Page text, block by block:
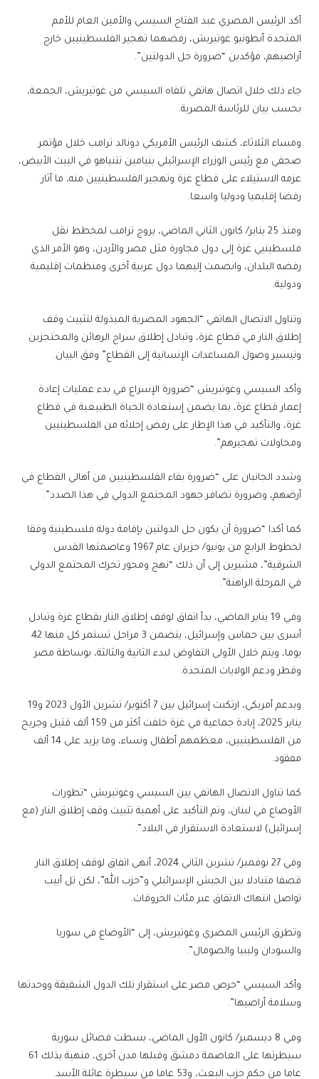
أكد الرئيس المصري عبد الفتاح السيسي والأمين العام للأمم
المتحدة أنطونيو غوتيريش، رفضهما تهجير الفلسطينيين خارج
أراضيهم، مؤكدين “ضرورة حل الدولتين”.
جاء ذلك خلال اتصال هاتفي تلقاه السيسي من غوتيريش، الجمعة،
بحسب بيان للرئاسة المصرية.
ومساء الثلاثاء، كشف الرئيس الأمريكي دونالد ترامب خلال مؤتمر
صحفي مع رئيس الوزراء الإسرائيلي بنيامين نتنياهو في البيت الأبيض،
عزمه الاستيلاء على قطاع غزة وتهجير الفلسطينيين منه، ما أثار
رفضا إقليميا ودوليا واسعا.
ومنذ 25 يناير/ كانون الثاني الماضي، يروج ترامب لمخطط نقل
فلسطينيي غزة إلى دول مجاورة مثل مصر والأردن، وهو الأمر الذي
رفضه البلدان، وانضمت إليهما دول عربية أخرى ومنظمات إقليمية
ودولية.
وتناول الاتصال الهاتفي “الجهود المصرية المبذولة لتثبيت وقف
إطلاق النار في قطاع غزة، وتبادل إطلاق سراح الرهائن والمحتجزين
وتيسير وصول المساعدات الإنسانية إلى القطاع” وفق البيان.
وأكد السيسي وغوتيريش “ضرورة الإسراع في بدء عمليات إعادة
إعمار قطاع غزة، بما يضمن إستعادة الحياة الطبيعية في قطاع
غزة، والتأكيد في هذا الإطار على رفض إخلائه من الفلسطينيين
ومحاولات تهجيرهم”.
وشدد الجانبان على “ضرورة بقاء الفلسطينيين من أهالي القطاع في
أرضهم، وضرورة تضافر جهود المجتمع الدولي في هذا الصدد”.
كما أكدا “ضرورة أن يكون حل الدولتين بإقامة دولة فلسطينية وفقا
لخطوط الرابع من يونيو/ حزيران عام 1967 وعاصمتها القدس
الشرقية”، مشيرين إلى أن ذلك “نهج ومحور تحرك المجتمع الدولي
في المرحلة الراهنة”.
وفي 19 يناير الماضي، بدأ اتفاق لوقف إطلاق النار بقطاع غزة وتبادل
أسرى بين حماس وإسرائيل، يتضمن 3 مراحل تستمر كل منها 42
يوما، ويتم خلال الأولى التفاوض لبدء الثانية والثالثة، بوساطة مصر
وقطر ودعم الولايات المتحدة.
وبدعم أمريكي، ارتكبت إسرائيل بين 7 أكتوبر/ تشرين الأول 2023 و19
يناير 2025، إبادة جماعية في غزة خلفت أكثر من 159 ألف قتيل وجريح
من الفلسطينيين، معظمهم أطفال ونساء، وما يزيد على 14 ألف
مفقود.
كما تناول الاتصال الهاتفي بين السيسي وغوتيريش “تطورات
الأوضاع في لبنان، وتم التأكيد على أهمية تثبيت وقف إطلاق النار (مع
إسرائيل) لاستعادة الاستقرار في البلاد”.
وفي 27 نوفمبر/ تشرين الثاني 2024، أنهى اتفاق لوقف إطلاق النار
قصفا متبادلا بين الجيش الإسرائيلي و”حزب الله”، لكن تل أبيب
تواصل انتهاك الاتفاق عبر مئات الخروقات.
وتطرق الرئيس المصري وغوتيريش، إلى “الأوضاع في سوريا
والسودان وليبيا والصومال”.
وأكد السيسي “حرص مصر على استقرار تلك الدول الشقيقة ووحدتها
وسلامة أراضيها”.
وفي 8 ديسمبر/ كانون الأول الماضي، بسطت فصائل سورية
سيطرتها على العاصمة دمشق وقبلها مدن أخرى، منهية بذلك 61
عاما من حكم حزب البعث، و53 عاما من سيطرة عائلة الأسد.